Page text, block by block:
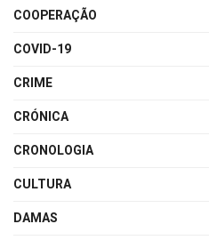
COOPERAÇÃO
COVID-19
CRIME
CRÓNICA
CRONOLOGIA
CULTURA
DAMAS